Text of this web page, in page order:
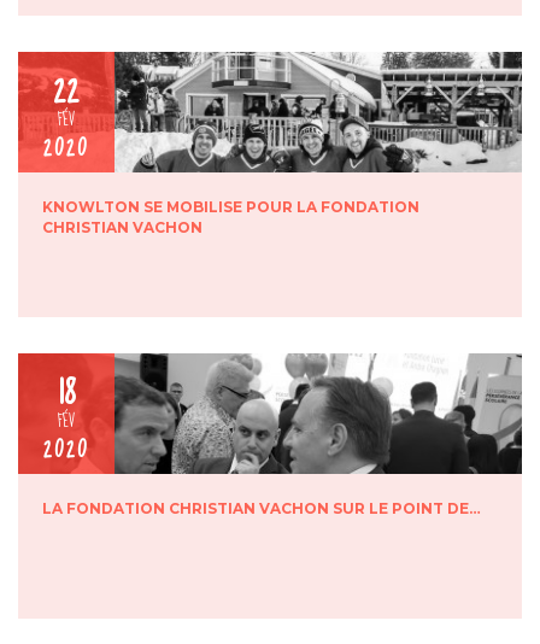
22
FÉV
2020
KNOWLTON SE MOBILISE POUR LA FONDATION
CHRISTIAN VACHON
18
FÉV
2020
LA FONDATION CHRISTIAN VACHON SUR LE POINT DE…